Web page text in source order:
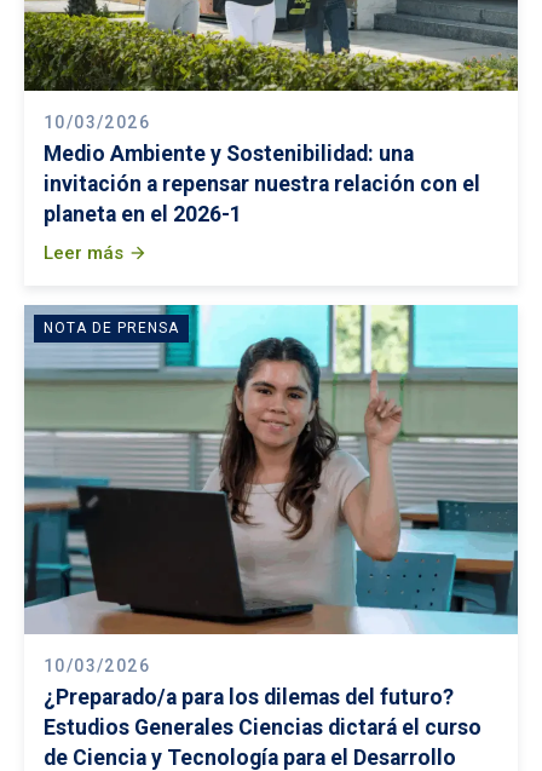
10/03/2026
Medio Ambiente y Sostenibilidad: una
invitación a repensar nuestra relación con el
planeta en el 2026-1
Leer más arrow_forward
NOTA DE PRENSA
10/03/2026
¿Preparado/a para los dilemas del futuro?
Estudios Generales Ciencias dictará el curso
de Ciencia y Tecnología para el Desarrollo